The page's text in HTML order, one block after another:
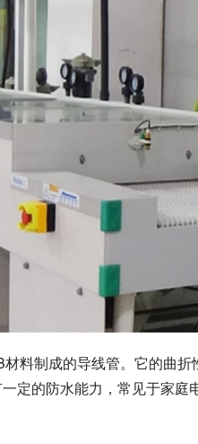
料制成的导线管。它的曲折
定的防水能力，常见于家庭